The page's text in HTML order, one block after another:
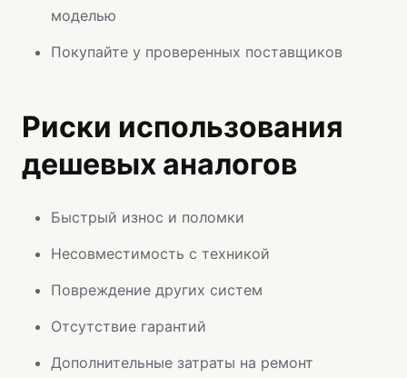
моделью
Покупайте у проверенных поставщиков
Риски использования
дешевых аналогов
Быстрый износ и поломки
Несовместимость с техникой
Повреждение других систем
Отсутствие гарантий
Дополнительные затраты на ремонт